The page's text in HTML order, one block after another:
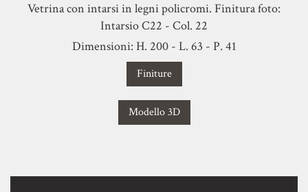
Vetrina con intarsi in legni policromi. Finitura foto:
Intarsio C22 - Col. 22
Dimensioni: H. 200 - L. 63 - P. 41
Finiture
Modello 3D